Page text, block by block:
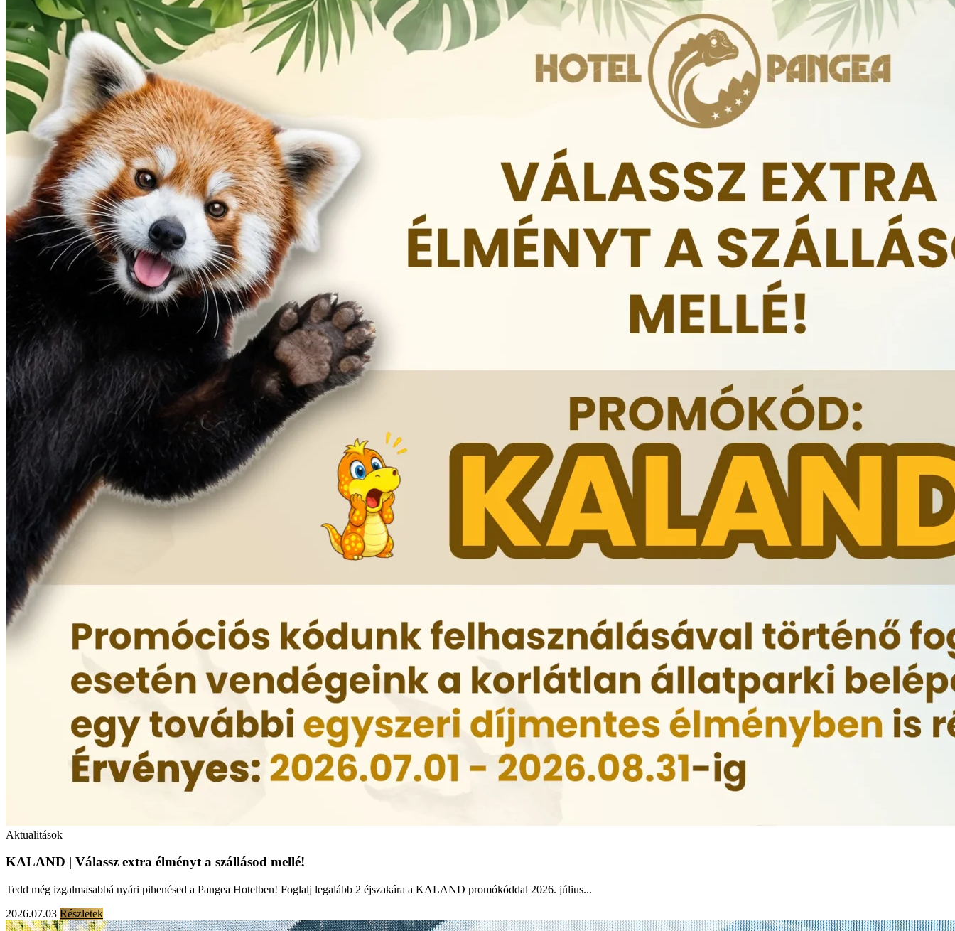
Aktualitások
KALAND | Válassz extra élményt a szállásod mellé!
Tedd még izgalmasabbá nyári pihenésed a Pangea Hotelben! Foglalj legalább 2 éjszakára a KALAND promókóddal 2026. július...
2026.07.03 Részletek